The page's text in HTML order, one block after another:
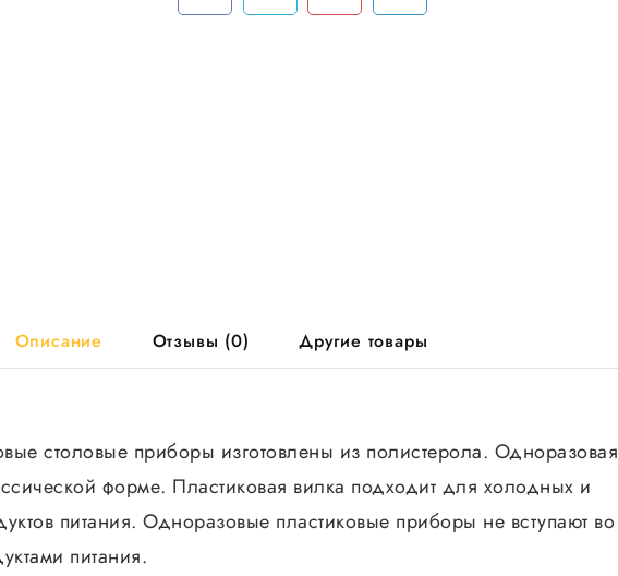
185мм
Описание Отзывы (0) Другие товары
столовые приборы изготовлены из полистерола. Одноразовая
форме. Пластиковая вилка подходит для холодных и
питания. Одноразовые пластиковые приборы не вступают во
питания.